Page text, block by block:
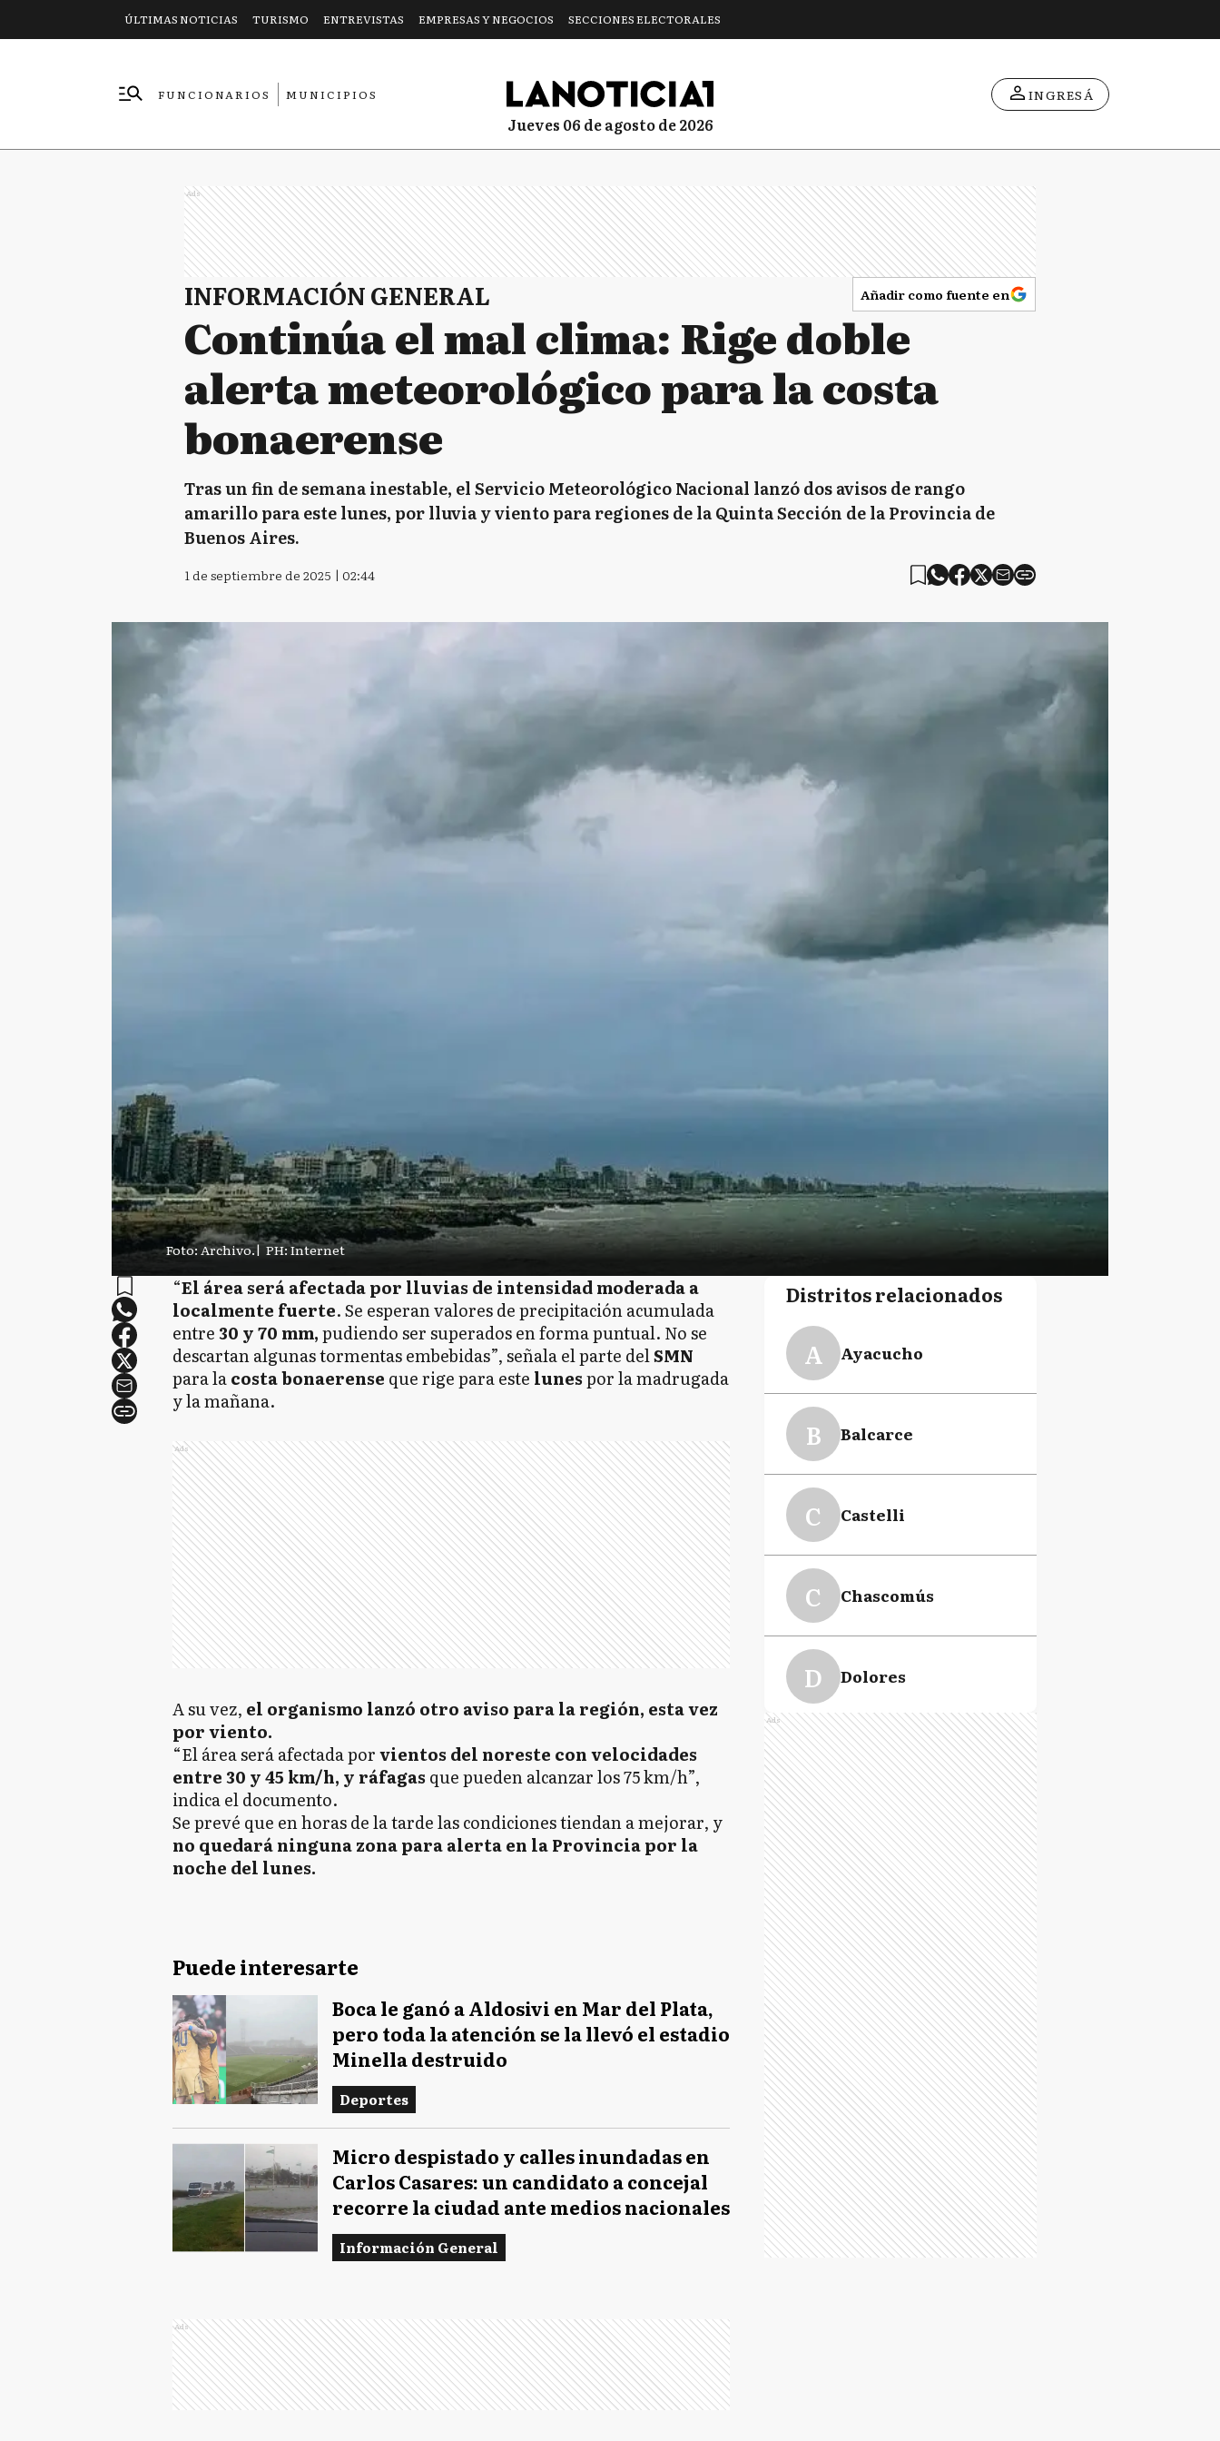
ÚLTIMAS NOTICIAS TURISMO ENTREVISTAS EMPRESAS Y NEGOCIOS SECCIONES ELECTORALES
FUNCIONARIOS
MUNICIPIOS
jueves 06 de agosto de 2026
INGRESÁ
Ads
INFORMACIÓN GENERAL Añadir como fuente en
Continúa el mal clima: Rige doble
alerta meteorológico para la costa
bonaerense
Tras un fin de semana inestable, el Servicio Meteorológico Nacional lanzó dos avisos de rango
amarillo para este lunes, por lluvia y viento para regiones de la Quinta Sección de la Provincia de
Buenos Aires.
1 de septiembre de 2025 | 02:44
Foto: Archivo.| PH: Internet
“El área será afectada por lluvias de intensidad moderada a
localmente fuerte. Se esperan valores de precipitación acumulada
entre30 y 70 mm,pudiendo ser superados en forma puntual. No se
descartan algunas tormentas embebidas”, señala el parte delSMN
para lacosta bonaerense que rige para este lunespor la madrugada
y la mañana.
Ads
A su vez, el organismo lanzó otro aviso para la región, esta vez
por viento.
“El área será afectada porvientos del noreste con velocidades
entre 30 y 45 km/h, y ráfagas que pueden alcanzar los 75 km/h”,
indica el documento.
Se prevé que en horas de la tarde las condiciones tiendan a mejorar, y
no quedará ninguna zona para alerta en la Provincia por la
noche del lunes.
Puede interesarte
Boca le ganó a Aldosivi en Mar del Plata,
pero toda la atención se la llevó el estadio
Minella destruido
Deportes
Micro despistado y calles inundadas en
Carlos Casares: un candidato a concejal
recorre la ciudad ante medios nacionales
Información General
Ads
Distritos relacionados
A Ayacucho
B Balcarce
C Castelli
C Chascomús
D Dolores
GA General Alvarado
GB General Belgrano
GG General Guido
GL General Lavalle
GM General Madariaga
GP General Paz
GP General Pueyrredón
Ads